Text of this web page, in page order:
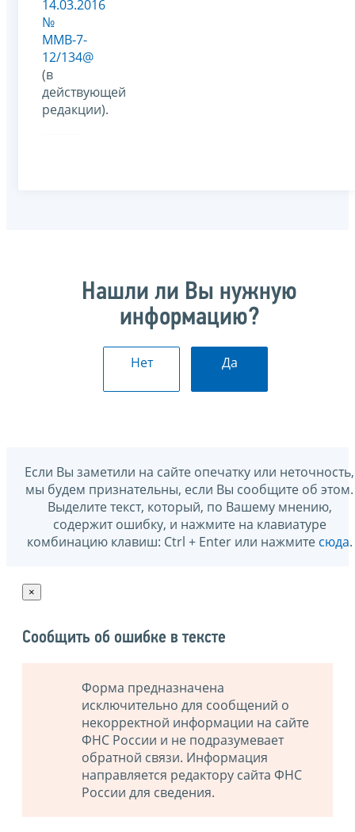
14.03.2016
№
ММВ-7-
12/134@
(в
действующей
редакции).
Нашли ли Вы нужную
информацию?
Нет Да
Если Вы заметили на сайте опечатку или неточность,
мы будем признательны, если Вы сообщите об этом.
Выделите текст, который, по Вашему мнению,
содержит ошибку, и нажмите на клавиатуре
комбинацию клавиш: Ctrl + Enter или нажмите сюда.
×
Сообщить об ошибке в тексте
Форма предназначена
исключительно для сообщений о
некорректной информации на сайте
ФНС России и не подразумевает
обратной связи. Информация
направляется редактору сайта ФНС
России для сведения.